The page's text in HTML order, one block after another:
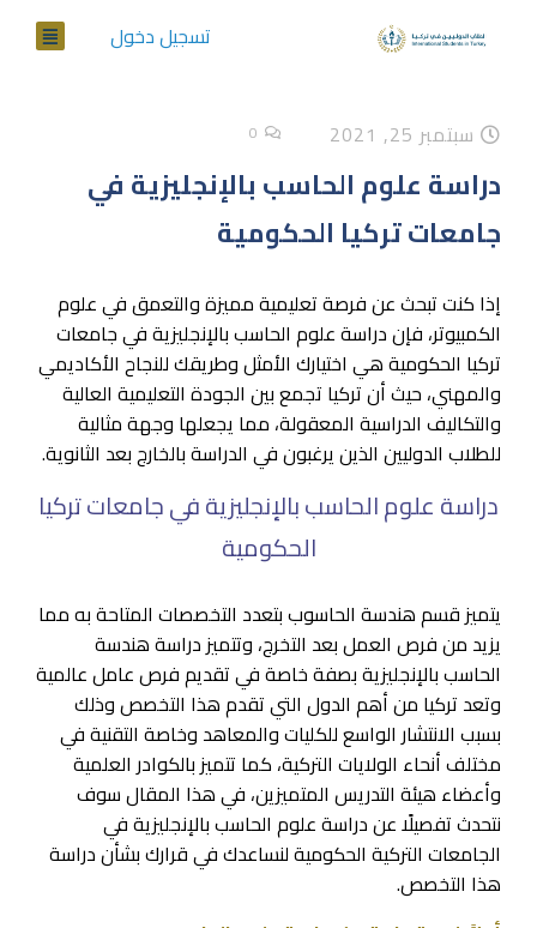
تسجيل دخول
سبتمبر 25, 2021 0
دراسة علوم الحاسب بالإنجليزية في
جامعات تركيا الحكومية
إذا كنت تبحث عن فرصة تعليمية مميزة والتعمق في علوم
الكمبيوتر، فإن دراسة علوم الحاسب بالإنجليزية في جامعات
تركيا الحكومية هي اختيارك الأمثل وطريقك للنجاح الأكاديمي
والمهني، حيث أن تركيا تجمع بين الجودة التعليمية العالية
والتكاليف الدراسية المعقولة، مما يجعلها وجهة مثالية
للطلاب الدوليين الذين يرغبون في الدراسة بالخارج بعد الثانوية.
دراسة علوم الحاسب بالإنجليزية في جامعات تركيا
الحكومية
يتميز قسم هندسة الحاسوب بتعدد التخصصات المتاحة به مما
يزيد من فرص العمل بعد التخرج، وتتميز دراسة هندسة
الحاسب بالإنجليزية بصفة خاصة في تقديم فرص عامل عالمية
وتعد تركيا من أهم الدول التي تقدم هذا التخصص وذلك
بسبب الانتشار الواسع للكليات والمعاهد وخاصة التقنية في
مختلف أنحاء الولايات التركية، كما تتميز بالكوادر العلمية
وأعضاء هيئة التدريس المتميزين، في هذا المقال سوف
نتحدث تفصيلًا عن دراسة علوم الحاسب بالإنجليزية في
الجامعات التركية الحكومية لنساعدك في قرارك بشأن دراسة
هذا التخصص.